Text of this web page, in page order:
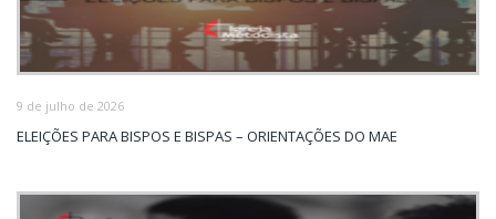
9 de julho de 2026
ELEIÇÕES PARA BISPOS E BISPAS – ORIENTAÇÕES DO MAE